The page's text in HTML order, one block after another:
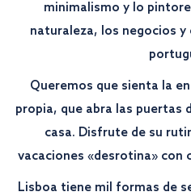
minimalismo y lo
naturaleza, los negocios
Queremos que sienta la
propia, que abra las puertas
casa. Disfrute de su
vacaciones «desrotina» con
Lisboa tiene mil formas de